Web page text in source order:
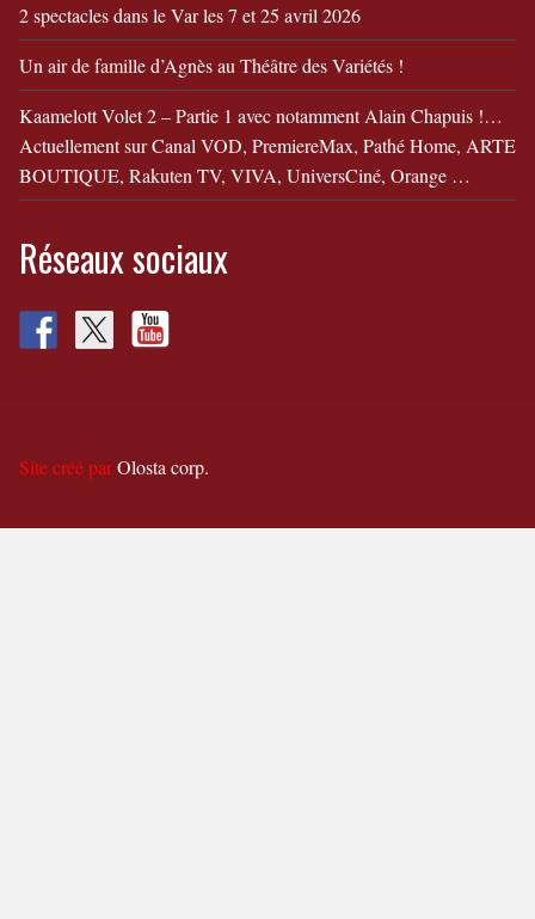
2 spectacles dans le Var les 7 et 25 avril 2026
Un air de famille d’Agnès au Théâtre des Variétés !
Kaamelott Volet 2 – Partie 1 avec notamment Alain Chapuis !…
Actuellement sur Canal VOD, PremiereMax, Pathé Home, ARTE
BOUTIQUE, Rakuten TV, VIVA, UniversCiné, Orange …
Réseaux sociaux
Site créé parOlosta corp.